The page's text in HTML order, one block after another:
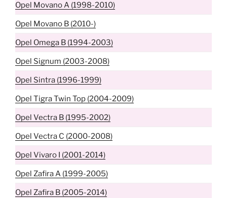
Opel Movano A (1998-2010)
Opel Movano B (2010-)
Opel Omega B (1994-2003)
Opel Signum (2003-2008)
Opel Sintra (1996-1999)
Opel Tigra Twin Top (2004-2009)
Opel Vectra B (1995-2002)
Opel Vectra C (2000-2008)
Opel Vivaro I (2001-2014)
Opel Zafira A (1999-2005)
Opel Zafira B (2005-2014)